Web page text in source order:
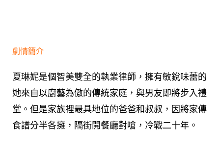
劇情簡介
夏琳妮是個智美雙全的執業律師，擁有敏銳味蕾的
她來自以廚藝為傲的傳統家庭，與男友即將步入禮
堂。但是家族裡最具地位的爸爸和叔叔，因將家傳
食譜分半各擁，隔街開餐廳對嗆，冷戰二十年。